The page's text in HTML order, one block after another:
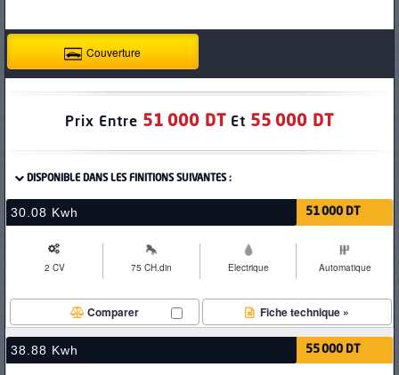
Couverture
Prix Entre 51 000 DT Et 55 000 DT
DISPONIBLE DANS LES FINITIONS SUIVANTES :
30.08 Kwh 51 000 DT
2 CV 75 CH.din Electrique Automatique
Fiche technique »
Comparer
38.88 Kwh 55 000 DT